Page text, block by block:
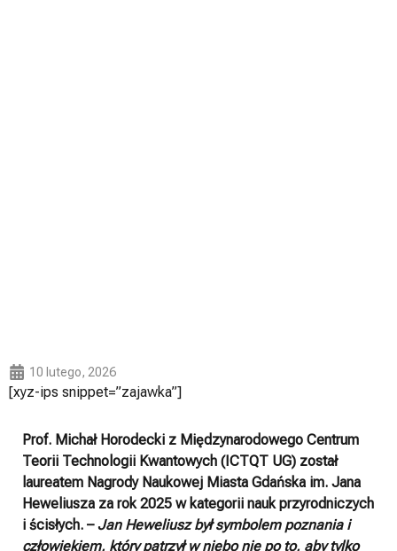
10 lutego, 2026
[xyz-ips snippet=”zajawka”]
Prof. Michał Horodecki z Międzynarodowego Centrum
Teorii Technologii Kwantowych (ICTQT UG) został
laureatem Nagrody Naukowej Miasta Gdańska im. Jana
Heweliusza za rok 2025 w kategorii nauk przyrodniczych
i ścisłych. –Jan Heweliusz był symbolem poznania i
człowiekiem, który patrzył w niebo nie po to, aby tylko